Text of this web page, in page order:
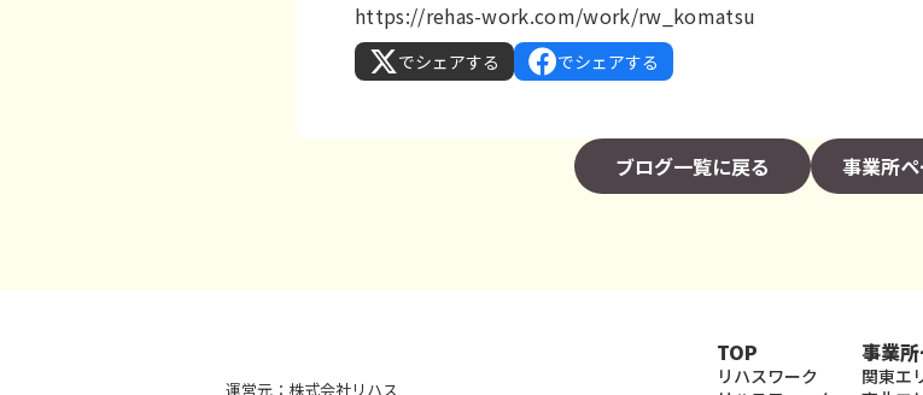
https://rehas-work.com/work/rw_komatsu
でシェアする でシェアする
ブログ一覧に戻る 事業所
運営元：株式会社リハス
TOP
リハスワーク
事業
関東エ